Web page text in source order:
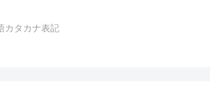
カタカナ表記